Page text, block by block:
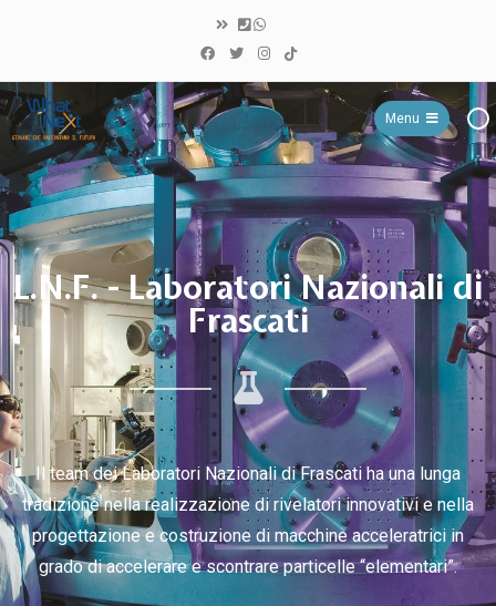
WHAT NEXT?
Menu
L.N.F. - Laboratori Nazionali di
Frascati
Il team dei Laboratori Nazionali di Frascati ha una lunga
tradizione nella realizzazione di rivelatori innovativi e nella
progettazione e costruzione di macchine acceleratrici in
grado di accelerare e scontrare particelle “elementari”.